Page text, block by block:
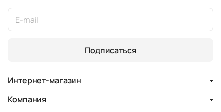
Подписаться
Интернет-магазин
Компания